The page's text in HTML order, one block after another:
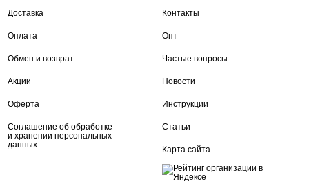
Доставка
Оплата
Обмен и возврат
Акции
Оферта
Соглашение об обработке
и хранении персональных
данных
Контакты
Опт
Частые вопросы
Новости
Инструкции
Статьи
Карта сайта